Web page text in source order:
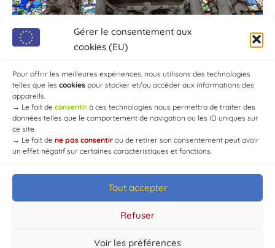
Gérer le consentement aux
cookies (EU)
Pour offrir les meilleures expériences, nous utilisons des technologies
telles que les cookies pour stocker et/ou accéder aux informations des
appareils.
→ Le fait de consentir à ces technologies nous permettra de traiter des
données telles que le comportement de navigation ou les ID uniques sur
ce site.
→ Le fait de ne pas consentir ou de retirer son consentement peut avoir
un effet négatif sur certaines caractéristiques et fonctions.
Tout accepter
Refuser
Voir les préférences
© Mairie de Chaource [2004-2024] | Tous droits réservés.
Developed byWEB3-DESIGN